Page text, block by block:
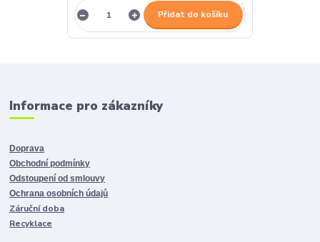
Přidat do košíku
Informace pro zákazníky
Doprava
Obchodní podmínky
Odstoupení od smlouvy
Ochrana osobních údajů
Záruční doba
Recyklace